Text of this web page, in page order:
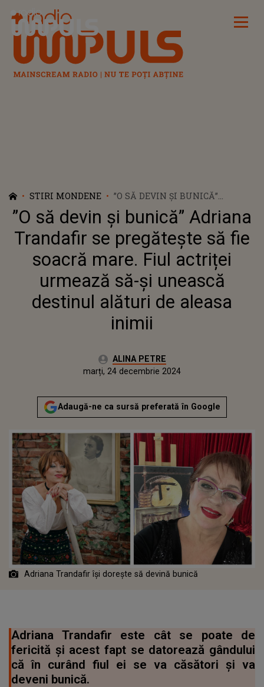
Radio Impuls
STIRI MONDENE
”O SĂ DEVIN ȘI BUNICĂ”
ADRIANA TRANDAFIR SE
PREGĂTEȘTE SĂ FIE SOACRĂ
MARE. FIUL ACTRIȚEI
URMEAZĂ SĂ-ŞI UNEASCĂ
DESTINUL ALĂTURI DE ALEASA
”O să devin și bunică” Adriana
Trandafir se pregătește să fie
soacră mare. Fiul actriței
urmează să-şi unească
destinul alături de aleasa
inimii
Autor:ALINA PETRE
duminică, 24 decembrie 2023
Actualizat:
marți, 24 decembrie 2024
Adaugă-ne ca sursă preferată în Google
Adriana Trandafir își dorește să devină bunică
Adriana Trandafir este cât se poate de
fericită și acest fapt se datorează gândului
că în curând fiul ei se va căsători și va
deveni bunică.